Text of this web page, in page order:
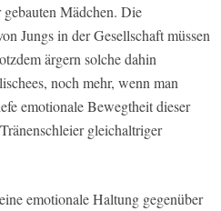
Mädchen. Die
Jungs in der Gesellschaft müssen
ärgern solche dahin
noch mehr, wenn man
emotionale Bewegtheit dieser
gleichaltriger
emotionale Haltung gegenüber